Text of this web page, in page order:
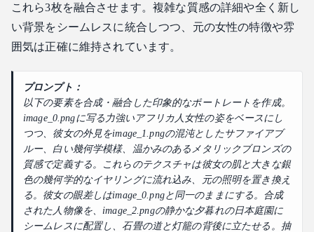
これら3枚を融合させます。複雑な質感の詳細や全く新し
い背景をシームレスに統合しつつ、元の女性の特徴や雰
囲気は正確に維持されています。
プロンプト：
以下の要素を合成・融合した印象的なポートレートを作成。
image_0.pngに写る力強いアフリカ人女性の姿をベースにし
つつ、彼女の外見をimage_1.pngの混沌としたサファイアブ
ルー、白い幾何学模様、温かみのあるメタリックブロンズの
質感で定義する。これらのテクスチャは彼女の肌と大きな銀
色の幾何学的なイヤリングに流れ込み、元の照明を置き換え
る。彼女の眼差しはimage_0.pngと同一のままにする。合成
された人物像を、image_2.pngの静かな夕暮れの日本庭園に
シームレスに配置し、石畳の道と灯籠の背後に立たせる。抽